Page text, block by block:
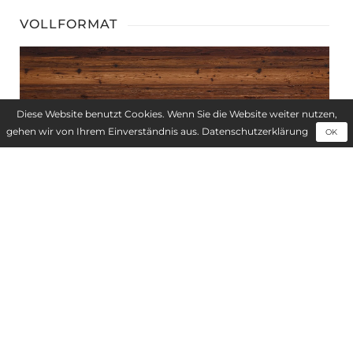
VOLLFORMAT
Diese Website benutzt Cookies. Wenn Sie die Website weiter nutzen,
gehen wir von Ihrem Einverständnis aus. Datenschutzerklärung OK